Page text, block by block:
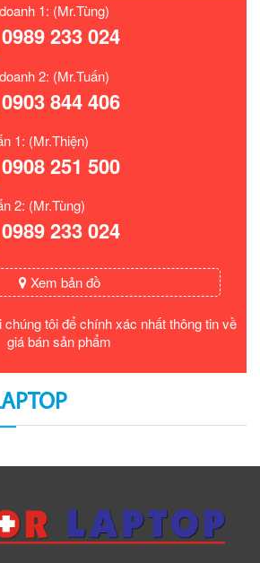
1: (Mr.Tùng)
0989 233 024
2: (Mr.Tuấn)
0903 844 406
1: (Mr.Thiện)
0908 251 500
2: (Mr.Tùng)
0989 233 024
Xem bản đồ
tôi để chính xác nhất thông tin về
giá bán sản phẩm